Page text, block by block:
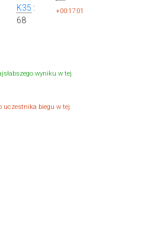
K35 :
68
+00:17:01
wyniku w tej
uczestnika biegu w tej